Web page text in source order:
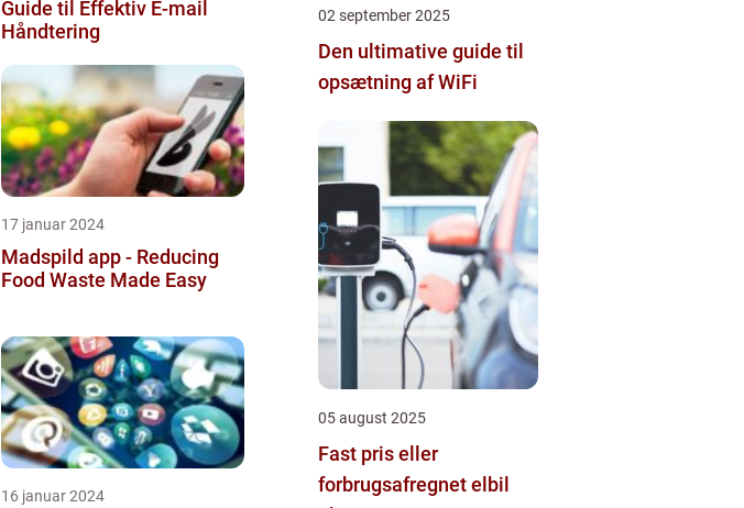
Guide til Effektiv E-mail
Håndtering
17 januar 2024
Madspild app - Reducing
Food Waste Made Easy
16 januar 2024
02 september 2025
Den ultimative guide til
opsætning af WiFi
05 august 2025
Fast pris eller
forbrugsafregnet elbil